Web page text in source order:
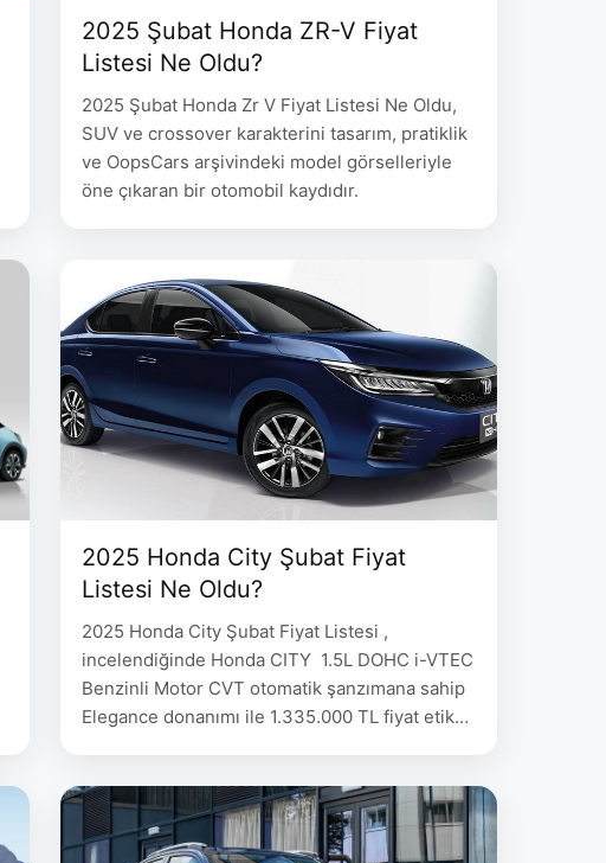
2025 Şubat Honda ZR-V Fiyat
Listesi Ne Oldu?
2025 Şubat Honda Zr V Fiyat Listesi Ne Oldu,
SUV ve crossover karakterini tasarım, pratiklik
ve OopsCars arşivindeki model görselleriyle
öne çıkaran bir otomobil kaydıdır.
2025 Honda City Şubat Fiyat
Listesi Ne Oldu?
2025 Honda City Şubat Fiyat Listesi ,
incelendiğinde Honda CITY 1.5L DOHC i-VTEC
Benzinli Motor CVT otomatik şanzımana sahip
Elegance donanımı ile 1.335.000 TL fiyat etiketi
DOHC i-VTEC Benzinli Motor Executive
1.335.000